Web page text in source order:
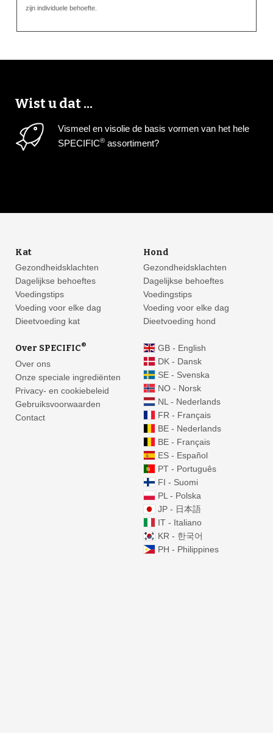
zijn individuele behoefte.
Wist u dat ...
Vismeel en visolie de basis vormen van het hele
SPECIFIC® assortiment?
Kat
Gezondheidsklachten
Dagelijkse behoeftes
Voedingstips
Voeding voor elke dag
Dieetvoeding kat
Hond
Gezondheidsklachten
Dagelijkse behoeftes
Voedingstips
Voeding voor elke dag
Dieetvoeding hond
Over SPECIFIC®
Over ons
Onze speciale ingrediënten
Privacy- en cookiebeleid
Gebruiksvoorwaarden
Contact
GB - English
DK - Dansk
SE - Svenska
NO - Norsk
NL - Nederlands
FR - Français
BE - Nederlands
BE - Français
ES - Español
PT - Português
FI - Suomi
PL - Polska
JP - 日本語
IT - Italiano
KR - 한국어
PH - Philippines